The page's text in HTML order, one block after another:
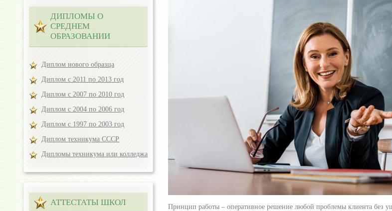
Принцип работы – оперативное решение любой проблемы клиента без
ДИПЛОМЫ О
СРЕДНЕМ
ОБРАЗОВАНИИ
Диплом нового образца
Диплом с 2011 по 2013 год
Диплом с 2007 по 2010 год
Диплом с 2004 по 2006 год
Диплом с 1997 по 2003 год
Диплом техникума СССР
Дипломы техникума или колледжа
АТТЕСТАТЫ ШКОЛ